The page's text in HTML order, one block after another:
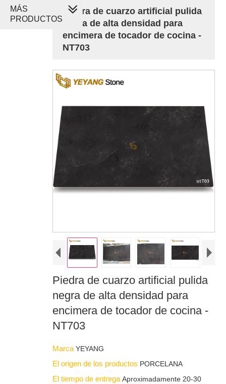
Piedra de cuarzo artificial pulida
negra de alta densidad para
encimera de tocador de cocina -
NT703
Piedra de cuarzo artificial pulida
negra de alta densidad para
encimera de tocador de cocina -
NT703
Marca YEYANG
El origen de los productos PORCELANA
El tiempo de entrega Aproximadamente 20-30
MÁS
PRODUCTOS